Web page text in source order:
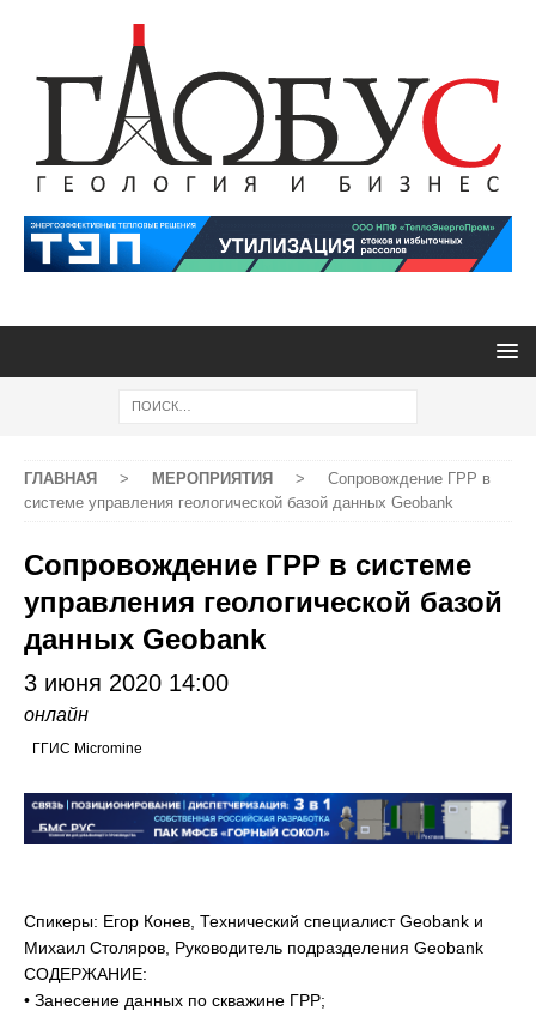
ГЛАВНАЯ > МЕРОПРИЯТИЯ >
Сопровождение ГРР в
системе управления геологической базой данных Geobank
Сопровождение ГРР в системе
управления геологической базой
данных Geobank
3 июня 2020 14:00
онлайн
ГГИС Micromine
Спикеры: Егор Конев, Технический специалист Geobank и
Михаил Столяров, Руководитель подразделения Geobank
СОДЕРЖАНИЕ:
• Занесение данных по скважине ГРР;